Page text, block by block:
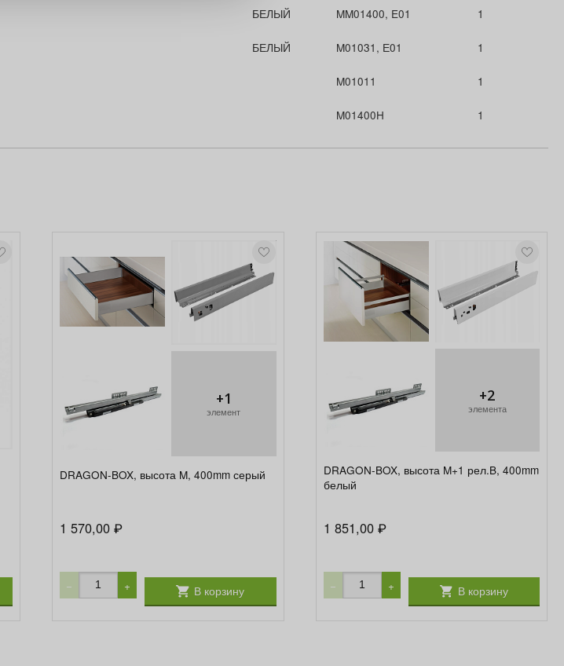
БЕЛЫЙ MM01400, E01 1
БЕЛЫЙ M01031, Е01 1
M01011 1
M01400H 1
+1
элемент
DRAGON-BOX, высота M, 400mm серый
1 570,00₽
− + В корзину
+2
элемента
DRAGON-BOX, высота M+1 рел.B, 400mm
белый
1 851,00 ₽
− + В корзину